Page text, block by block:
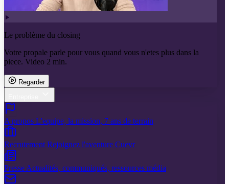
Le problème du closing
Votre propale parle pour vous quand vous n'etes plus dans la
piece. Video 2 min.
Regarder
A propos L'equipe, la mission, 7 ans de terrain
Recrutement Rejoignez l'aventure Cuevr
Presse Actualités, communiqués, ressources média